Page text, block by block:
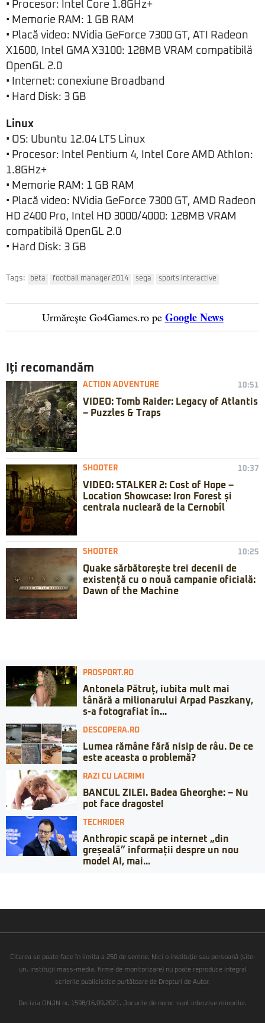
• Procesor: Intel Core 1.8GHz+
• Memorie RAM: 1 GB RAM
• Placă video: NVidia GeForce 7300 GT, ATI Radeon
X1600, Intel GMA X3100: 128MB VRAM compatibilă
OpenGL 2.0
• Internet: conexiune Broadband
• Hard Disk: 3 GB
Linux
• OS: Ubuntu 12.04 LTS Linux
• Procesor: Intel Pentium 4, Intel Core AMD Athlon:
1.8GHz+
• Memorie RAM: 1 GB RAM
• Placă video: NVidia GeForce 7300 GT, AMD Radeon
HD 2400 Pro, Intel HD 3000/4000: 128MB VRAM
compatibilă OpenGL 2.0
• Hard Disk: 3 GB
Tags: beta football manager 2014 sega sports interactive
Urmărește Go4Games.ro pe Google News
Iți recomandăm
ACTION ADVENTURE 10:51
VIDEO: Tomb Raider: Legacy of Atlantis
– Puzzles & Traps
SHOOTER 10:37
VIDEO: STALKER 2: Cost of Hope –
Location Showcase: Iron Forest și
centrala nucleară de la Cernobîl
SHOOTER 10:25
Quake sărbătorește trei decenii de
existență cu o nouă campanie oficială:
Dawn of the Machine
PROSPORT.RO
Antonela Pătruț, iubita mult mai
tânără a milionarului Arpad Paszkany,
s-a fotografiat în...
DESCOPERA.RO
Lumea rămâne fără nisip de râu. De ce
este aceasta o problemă?
RAZI CU LACRIMI
BANCUL ZILEI. Badea Gheorghe: – Nu
pot face dragoste!
TECHRIDER
Anthropic scapă pe internet „din
greșeală” informații despre un nou
model AI, mai...
Citarea se poate face în limita a 250 de semne. Nici o instituţie sau persoană (site-
uri, instituţii mass-media, firme de monitorizare) nu poate reproduce integral
scrierile publicistice purtătoare de Drepturi de Autor.
Decizia ONJN nr. 1598/16.09.2021. Jocurile de noroc sunt interzise minorilor.